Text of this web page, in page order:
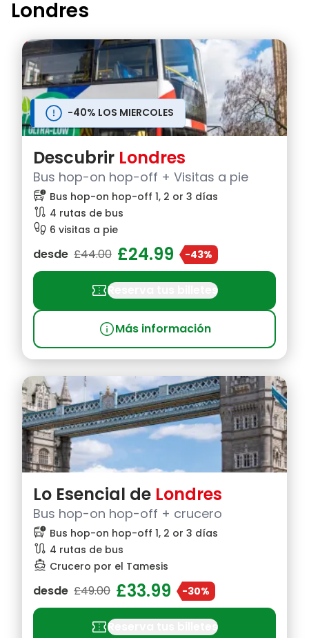
Londres
-40% LOS MIERCOLES
Descubrir Londres
Bus hop-on hop-off + Visitas a pie
bus_alert Bus hop-on hop-off 1, 2 or 3 días
route 4 rutas de bus
footprint 6 visitas a pie
desde £44.00 £24.99 -43%
confirmation_numberReserva tus billetes
infoMás información
Lo Esencial de Londres
Bus hop-on hop-off + crucero
bus_alert Bus hop-on hop-off 1, 2 or 3 días
route 4 rutas de bus
directions_boat Crucero por el Tamesis
desde £49.00 £33.99 -30%
confirmation_numberReserva tus billetes